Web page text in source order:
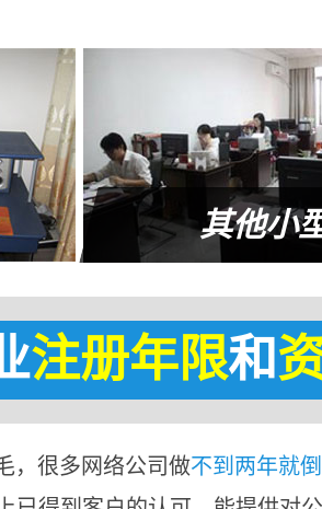
其他小
注册年限和
，很多网络公司做不到两年就